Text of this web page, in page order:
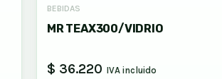
BEBIDAS
MR TEAX300/VIDRIO
$ 36.220 IVA incluido